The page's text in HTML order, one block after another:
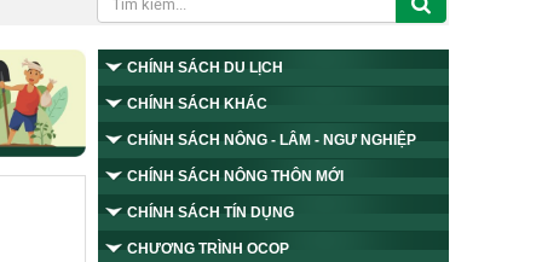
CHÍNH SÁCH DU LỊCH
CHÍNH SÁCH KHÁC
CHÍNH SÁCH NÔNG - LÂM - NGƯ NGHIỆP
CHÍNH SÁCH NÔNG THÔN MỚI
CHÍNH SÁCH TÍN DỤNG
CHƯƠNG TRÌNH OCOP